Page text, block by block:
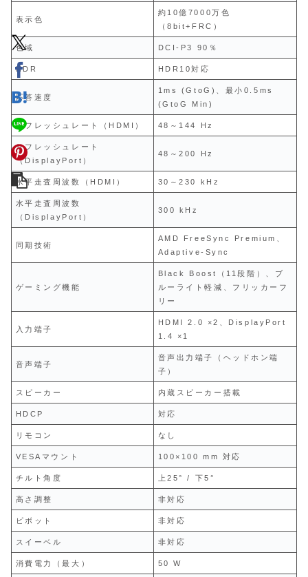
表示色
約10億7000万色
（8bit+FRC）
色域 DCI-P3 90％
HDR HDR10対応
応答速度
1ms (GtoG)、最小0.5ms
(GtoG Min)
リフレッシュレート（HDMI） 48～144 Hz
リフレッシュレート
（DisplayPort）
48～200 Hz
水平走査周波数（HDMI） 30～230 kHz
水平走査周波数
（DisplayPort）
300 kHz
同期技術
AMD FreeSync Premium、
Adaptive-Sync
ゲーミング機能
Black Boost（11段階）、ブ
ルーライト軽減、フリッカーフ
リー
入力端子
HDMI 2.0 ×2、DisplayPort
1.4 ×1
音声端子
音声出力端子（ヘッドホン端
子）
スピーカー 内蔵スピーカー搭載
HDCP 対応
リモコン なし
VESAマウント 100×100 mm 対応
チルト角度 上25° / 下5°
高さ調整 非対応
ピボット 非対応
スイーベル 非対応
消費電力（最大） 50 W